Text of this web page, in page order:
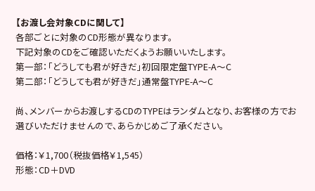
【お渡し会対象CDに関して】
各部ごとに対象のCD形態が異なります。
下記対象のCDをご確認いただくようお願いいたします。
第一部：「どうしても君が好きだ」初回限定盤TYPE-A～C
第二部：「どうしても君が好きだ」通常盤TYPE-A～C
尚、メンバーからお渡しするCDのTYPEはランダムとなり、お客様の方でお
選びいただけませんので、あらかじめご了承ください。
価格：￥1,700（税抜価格￥1,545）
形態：CD＋DVD